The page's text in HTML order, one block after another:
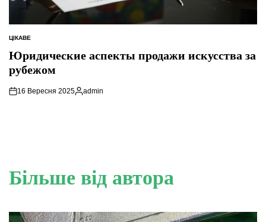
ОПУБЛІКУВАТИ
ЦІКАВЕ
Юридические аспекты продажи искусства за
рубежом
16 Вересня 2025
Опубліковано
admin
Більше від автора